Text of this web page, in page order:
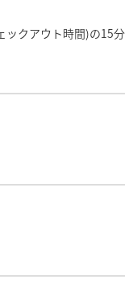
ックアウト時間)の15分